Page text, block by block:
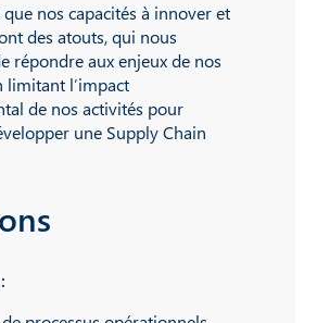
nos capacités à innover et
des atouts, qui nous
répondre aux enjeux de nos
limitant l’impact
de nos activités pour
une Supply Chain